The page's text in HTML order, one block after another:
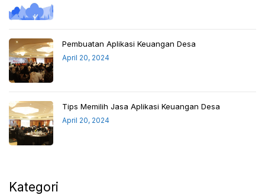
Pembuatan Aplikasi Keuangan Desa
April 20, 2024
Tips Memilih Jasa Aplikasi Keuangan Desa
April 20, 2024
Kategori